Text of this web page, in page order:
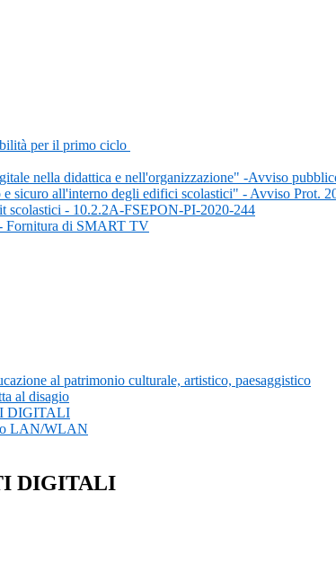
per il primo ciclo
nella didattica e nell'organizzazione" -Avviso
sicuro all'interno degli edifici scolastici" - Avviso Prot.
scolastici - 10.2.2A-FSEPON-PI-2020-244
di SMART TV
al patrimonio culturale, artistico, paesaggistico
al disagio
DIGITALI
LAN/WLAN
DIGITALI